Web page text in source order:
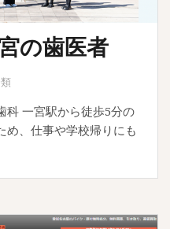
の歯医者
科 一宮駅から徒歩5分の
め、仕事や学校帰りにも